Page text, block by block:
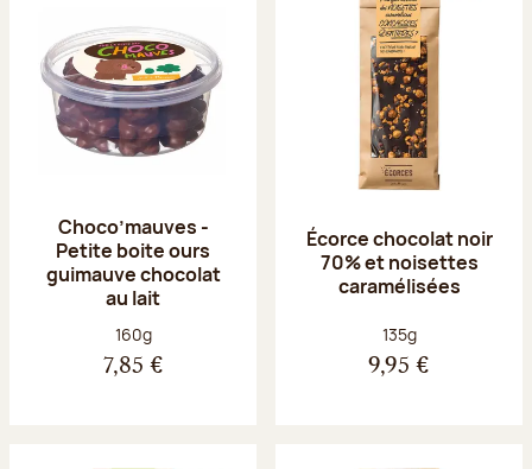
Choco’mauves -
Petite boite ours
guimauve chocolat
au lait
Poids net :
160g
7,85 €
Écorce chocolat noir
70% et noisettes
caramélisées
Poids net :
135g
9,95 €